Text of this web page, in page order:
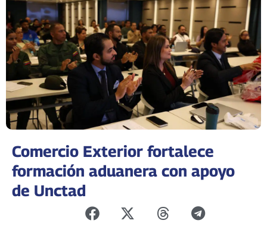
Comercio Exterior fortalece
formación aduanera con apoyo
de Unctad